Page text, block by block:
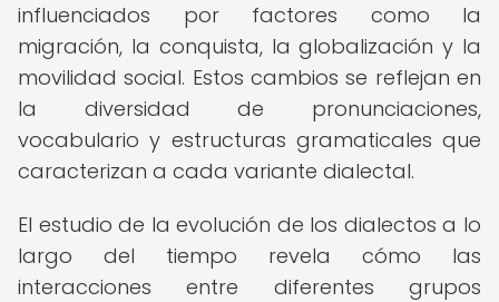
influenciados por factores como la
migración, la conquista, la globalización y la
movilidad social. Estos cambios se reflejan en
la diversidad de pronunciaciones,
vocabulario y estructuras gramaticales que
caracterizan a cada variante dialectal.
El estudio de la evolución de los dialectos a lo
largo del tiempo revela cómo las
interacciones entre diferentes grupos